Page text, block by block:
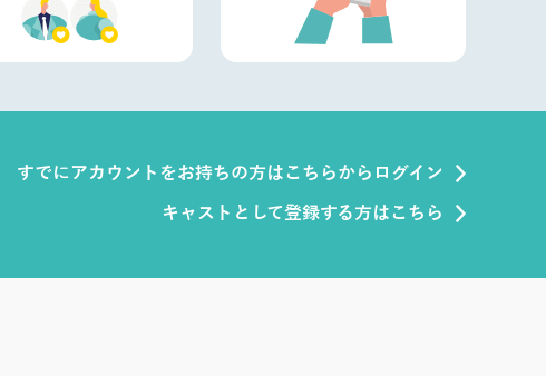
すでにアカウントをお持ちの方はこちらからログイン
キャストとして登録する方はこちら